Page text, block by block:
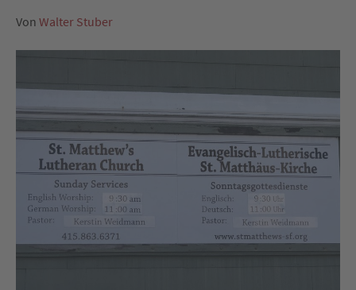
Von Walter Stuber